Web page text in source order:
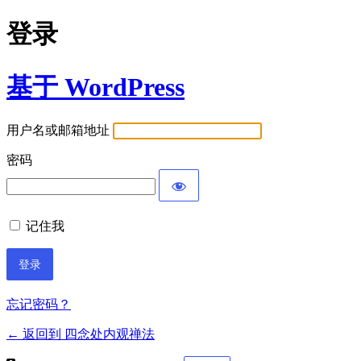
登录
基于 WordPress
用户名或邮箱地址
密码
记住我
忘记密码？
← 返回到 四念处内观禅法